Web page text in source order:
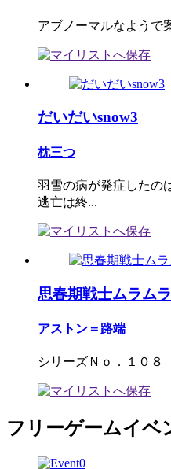
アブノーマルなようで
だいだいsnow3
枕三つ
羽雪の病が発症したの
逃亡は終...
思春期戦士ムラム
アストン＝路端
シリーズＮｏ．１０８
フリーゲームイベ